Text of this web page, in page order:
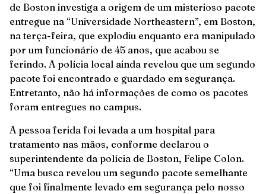
de Boston investiga a origem de um misterioso pacote
entregue na “Universidade Northeastern”, em Boston,
na terça-feira, que explodiu enquanto era manipulado
por um funcionário de 45 anos, que acabou se
ferindo. A polícia local ainda revelou que um segundo
pacote foi encontrado e guardado em segurança.
Entretanto, não há informações de como os pacotes
foram entregues no campus.
A pessoa ferida foi levada a um hospital para
tratamento nas mãos, conforme declarou o
superintendente da polícia de Boston, Felipe Colon.
“Uma busca revelou um segundo pacote semelhante
que foi finalmente levado em segurança pelo nosso